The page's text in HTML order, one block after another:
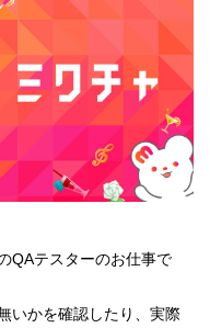
QAテスターのお仕事で
いかを確認したり、実際